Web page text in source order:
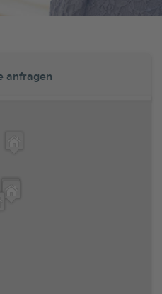
anfragen